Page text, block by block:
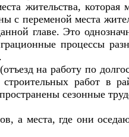
жительства, которая
с переменой места
главе. Это
процессы
на работу по
работ в
сезонные
а места, где они